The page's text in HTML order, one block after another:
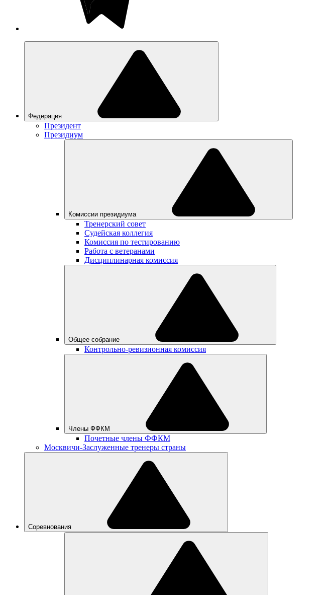
Федерация
Президент
Президиум
Комиссии президиума
Тренерский совет
Судейская коллегия
Комиссия по тестированию
Работа с ветеранами
Дисциплинарная комиссия
Общее собрание
Контрольно-ревизионная комиссия
Члены ФФКМ
Почетные члены ФФКМ
Москвичи-Заслуженные тренеры страны
Соревнования